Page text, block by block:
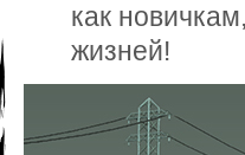
как
жизней!